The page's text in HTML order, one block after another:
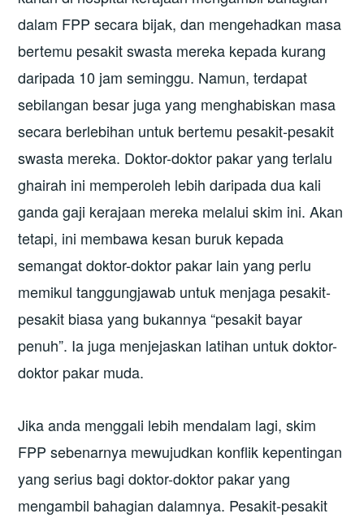
dalam FPP secara bijak, dan mengehadkan masa
bertemu pesakit swasta mereka kepada kurang
daripada 10 jam seminggu. Namun, terdapat
sebilangan besar juga yang menghabiskan masa
secara berlebihan untuk bertemu pesakit-pesakit
swasta mereka. Doktor-doktor pakar yang terlalu
ghairah ini memperoleh lebih daripada dua kali
ganda gaji kerajaan mereka melalui skim ini. Akan
tetapi, ini membawa kesan buruk kepada
semangat doktor-doktor pakar lain yang perlu
memikul tanggungjawab untuk menjaga pesakit-
pesakit biasa yang bukannya “pesakit bayar
penuh”. Ia juga menjejaskan latihan untuk doktor-
doktor pakar muda.
Jika anda menggali lebih mendalam lagi, skim
FPP sebenarnya mewujudkan konflik kepentingan
yang serius bagi doktor-doktor pakar yang
mengambil bahagian dalamnya. Pesakit-pesakit